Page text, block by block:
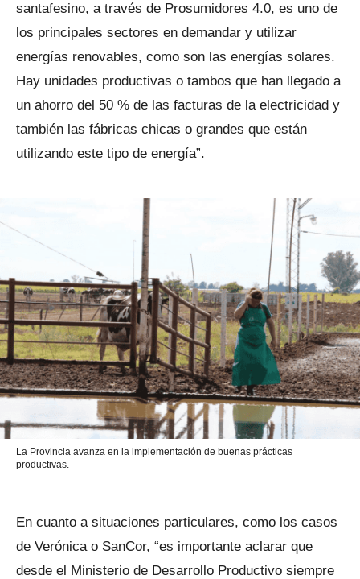
santafesino, a través de Prosumidores 4.0, es uno de
los principales sectores en demandar y utilizar
energías renovables, como son las energías solares.
Hay unidades productivas o tambos que han llegado a
un ahorro del 50 % de las facturas de la electricidad y
también las fábricas chicas o grandes que están
utilizando este tipo de energía”.
La Provincia avanza en la implementación de buenas prácticas
productivas.
En cuanto a situaciones particulares, como los casos
de Verónica o SanCor, “es importante aclarar que
desde el Ministerio de Desarrollo Productivo siempre